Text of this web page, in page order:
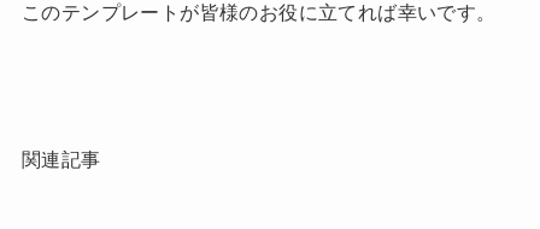
このテンプレートが皆様のお役に立てれば幸いです。
関連記事